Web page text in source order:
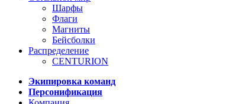
Шарфы
Флаги
Магниты
Бейсболки
Распределение
CENTURION
Экипировка команд
Персонификация